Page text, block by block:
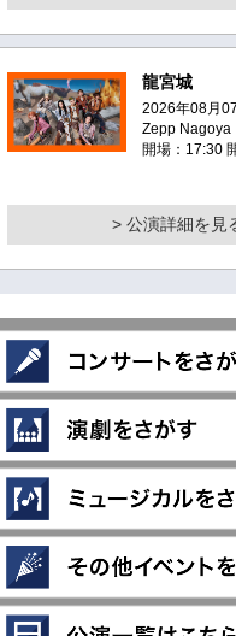
龍宮城
2026年08月07
Zepp Nagoya
開場：17:30
> 公演詳細を見